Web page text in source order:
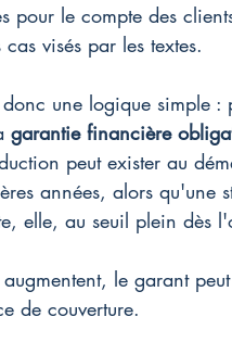
pour le compte des
visés par les textes.
une logique simple :
garantie financière
peut exister au
années, alors qu'une
elle, au seuil plein dès
augmentent, le garant
de couverture.